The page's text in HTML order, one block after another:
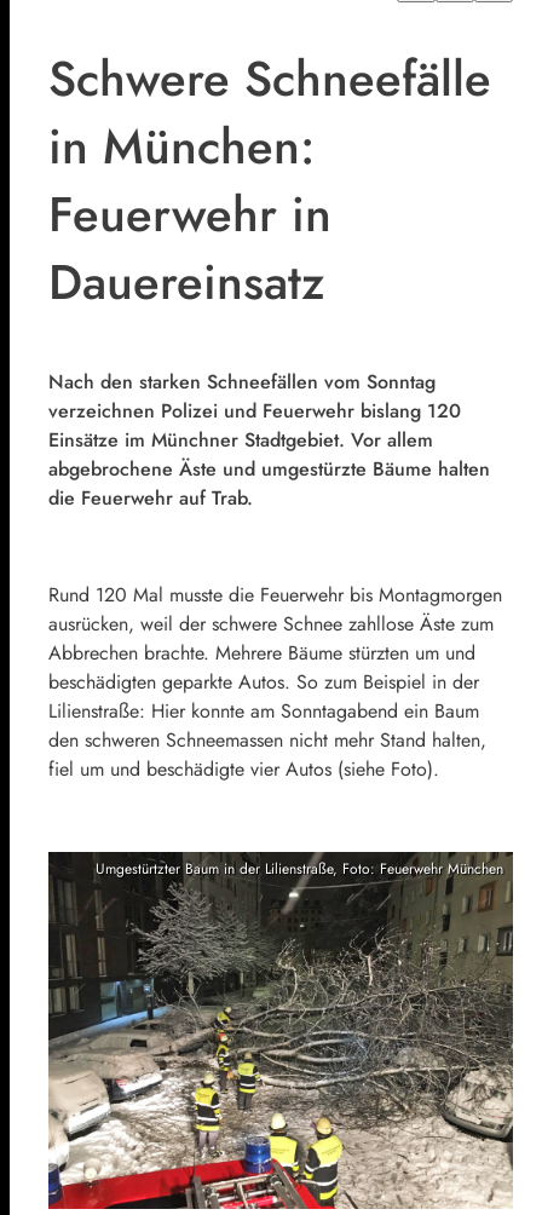
Schwere Schneefälle
in München:
Feuerwehr in
Dauereinsatz
Nach den starken Schneefällen vom Sonntag
verzeichnen Polizei und Feuerwehr bislang 120
Einsätze im Münchner Stadtgebiet. Vor allem
abgebrochene Äste und umgestürzte Bäume halten
die Feuerwehr auf Trab.
Rund 120 Mal musste die Feuerwehr bis Montagmorgen
ausrücken, weil der schwere Schnee zahllose Äste zum
Abbrechen brachte. Mehrere Bäume stürzten um und
beschädigten geparkte Autos. So zum Beispiel in der
Lilienstraße: Hier konnte am Sonntagabend ein Baum
den schweren Schneemassen nicht mehr Stand halten,
fiel um und beschädigte vier Autos (siehe Foto).
Umgestürtzter Baum in der Lilienstraße, Foto: Feuerwehr München